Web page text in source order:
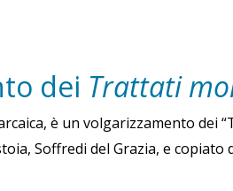
dei Trattati
è un volgarizzamento dei
Soffredi del Grazia, e copiato